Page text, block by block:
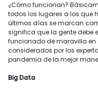
¿Cómo funcionan?
todos los lugares a los que
últimos días se marcan
significa que la gente debe
funcionado de maravilla en
considerados por los
pandemia de la mejor
Big Data